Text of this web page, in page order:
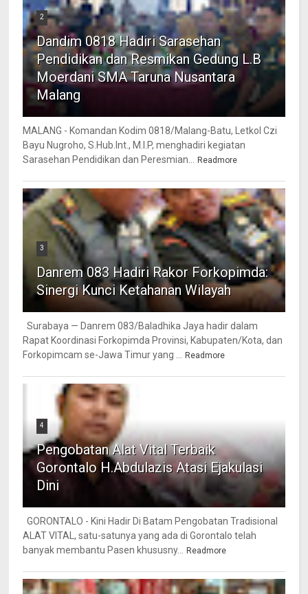
2
Dandim 0818 Hadiri Sarasehan
Pendidikan dan Resmikan Gedung L.B
Moerdani SMA Taruna Nusantara
Malang
MALANG - Komandan Kodim 0818/Malang-Batu, Letkol Czi
Bayu Nugroho, S.Hub.Int., M.I.P, menghadiri kegiatan
Sarasehan Pendidikan dan Peresmian...
Readmore
3
Danrem 083 Hadiri Rakor Forkopimda:
Sinergi Kunci Ketahanan Wilayah
Surabaya — Danrem 083/Baladhika Jaya hadir dalam
Rapat Koordinasi Forkopimda Provinsi, Kabupaten/Kota, dan
Forkopimcam se-Jawa Timur yang ...
Readmore
4
Pengobatan Alat Vital Terbaik
Gorontalo H.Abdulazis Atasi Ejakulasi
Dini
GORONTALO - Kini Hadir Di Batam Pengobatan Tradisional
ALAT VITAL, satu-satunya yang ada di Gorontalo telah
banyak membantu Pasen khususny...
Readmore